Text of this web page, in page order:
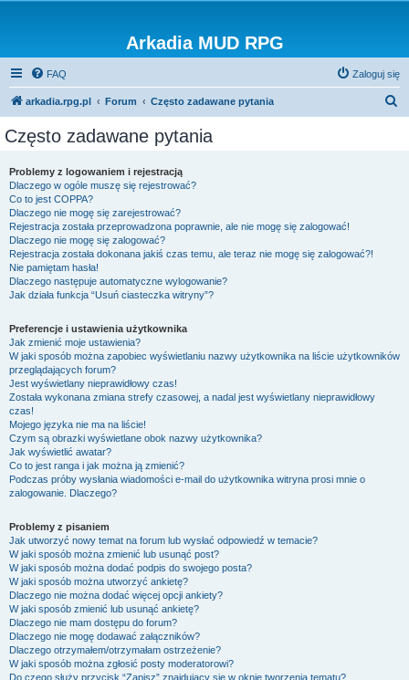
Arkadia MUD RPG
FAQ Zaloguj się
arkadia.rpg.pl Forum Często zadawane pytania
Często zadawane pytania
Problemy z logowaniem i rejestracją
Dlaczego w ogóle muszę się rejestrować?
Co to jest COPPA?
Dlaczego nie mogę się zarejestrować?
Rejestracja została przeprowadzona poprawnie, ale nie mogę się zalogować!
Dlaczego nie mogę się zalogować?
Rejestracja została dokonana jakiś czas temu, ale teraz nie mogę się zalogować?!
Nie pamiętam hasła!
Dlaczego następuje automatyczne wylogowanie?
Jak działa funkcja “Usuń ciasteczka witryny”?
Preferencje i ustawienia użytkownika
Jak zmienić moje ustawienia?
W jaki sposób można zapobiec wyświetlaniu nazwy użytkownika na liście użytkowników
przeglądających forum?
Jest wyświetlany nieprawidłowy czas!
Została wykonana zmiana strefy czasowej, a nadal jest wyświetlany nieprawidłowy
czas!
Mojego języka nie ma na liście!
Czym są obrazki wyświetlane obok nazwy użytkownika?
Jak wyświetlić awatar?
Co to jest ranga i jak można ją zmienić?
Podczas próby wysłania wiadomości e-mail do użytkownika witryna prosi mnie o
zalogowanie. Dlaczego?
Problemy z pisaniem
Jak utworzyć nowy temat na forum lub wysłać odpowiedź w temacie?
W jaki sposób można zmienić lub usunąć post?
W jaki sposób można dodać podpis do swojego posta?
W jaki sposób można utworzyć ankietę?
Dlaczego nie można dodać więcej opcji ankiety?
W jaki sposób zmienić lub usunąć ankietę?
Dlaczego nie mam dostępu do forum?
Dlaczego nie mogę dodawać załączników?
Dlaczego otrzymałem/otrzymałam ostrzeżenie?
W jaki sposób można zgłosić posty moderatorowi?
Do czego służy przycisk “Zapisz” znajdujący się w oknie tworzenia tematu?